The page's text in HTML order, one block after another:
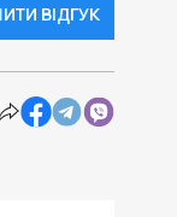
ВІДГУК